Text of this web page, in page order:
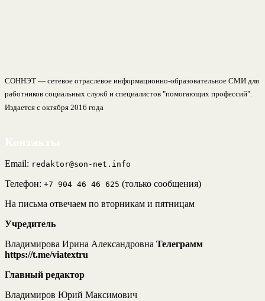
СОННЭТ — сетевое отраслевое информационно-образовательное СМИ для
работников социальных служб и специалистов "помогающих профессий".
Издается с октября 2016 года
Email: redaktor@son-net.info
Телефон: +7 904 46 46 625 (только сообщения)
На письма отвечаем по вторникам и пятницам
Учредитель
Владимирова Ирина Александровна Телеграмм
https://t.me/viatextru
Главный редактор
Владимиров Юрий Максимович